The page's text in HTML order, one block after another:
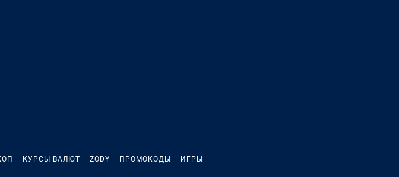
КУРСЫ ВАЛЮТ ZODY ПРОМОКОДЫ ИГРЫ